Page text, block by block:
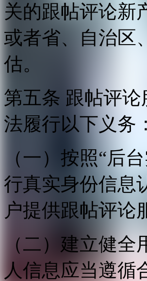
关的跟帖评论新
或者省、自治区
估。
第五条 跟帖评
法履行以下义务：
（一）按照“后
行真实身份信息
户提供跟帖评论
（二）建立健
人信息应当遵循